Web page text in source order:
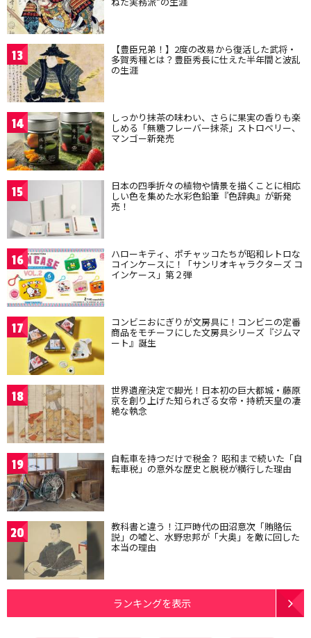
13 【豊臣兄弟！】2度の改易から復活した武将・
多賀秀種とは？豊臣秀長に仕えた半年間と波乱
の生涯
14 しっかり抹茶の味わい、さらに果実の香りも楽
しめる「無糖フレーバー抹茶」ストロベリー、
マンゴー新発売
15 日本の四季折々の植物や情景を描くことに相応
しい色を集めた水彩色鉛筆『色辞典』が新発
売！
16 ハローキティ、ポチャッコたちが昭和レトロな
コインケースに！「サンリオキャラクターズ コ
インケース」第２弾
17 コンビニおにぎりが文房具に！コンビニの定番
商品をモチーフにした文房具シリーズ『ジムマ
ート』誕生
18 世界遺産決定で脚光！日本初の巨大都城・藤原
京を創り上げた知られざる女帝・持統天皇の凄
絶な執念
19 自転車を持つだけで税金？ 昭和まで続いた「自
転車税」の意外な歴史と脱税が横行した理由
20 教科書と違う！江戸時代の田沼意次「賄賂伝
説」の嘘と、水野忠邦が「大奥」を敵に回した
本当の理由
ランキングを表示